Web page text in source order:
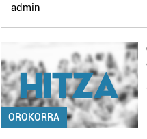
admin
OROKORRA